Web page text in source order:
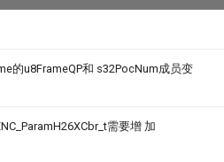
的u8FrameQP和 s32PocNum成员变
需要增 加